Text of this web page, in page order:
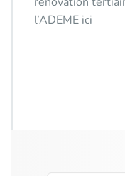
l’ADEME ici